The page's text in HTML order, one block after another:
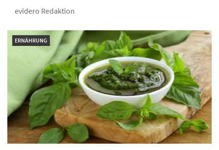
evidero Redaktion
ERNÄHRUNG